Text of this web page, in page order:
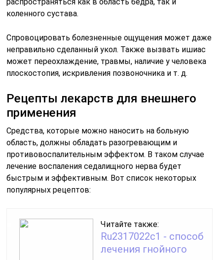
коленного сустава.
Спровоцировать болезненные ощущения может даже
неправильно сделанный укол. Также вызвать ишиас
может переохлаждение, травмы, наличие у человека
плоскостопия, искривления позвоночника и т. д.
Рецепты лекарств для внешнего
применения
Средства, которые можно наносить на больную
область, должны обладать разогревающим и
противовоспалительным эффектом. В таком случае
лечение воспаления седалищного нерва будет
быстрым и эффективным. Вот список некоторых
популярных рецептов:
Читайте также:
Ru2317022c1 - способ
лечения гнойного